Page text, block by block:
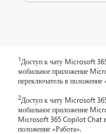
1Доступ к чату Microsoft
мобильное приложение
переключатель в положение
2Доступ к чату Microsoft
мобильное приложение
Microsoft 365 Copilot Chat в
положение «Работа».